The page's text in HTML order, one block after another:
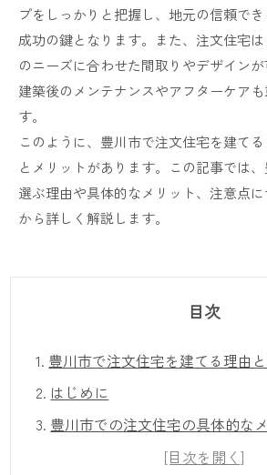
プをしっかりと把握し、地元の信頼で
成功の鍵となります。また、注文住宅
のニーズに合わせた間取りやデザインが
建築後のメンテナンスやアフターケア
す。
このように、豊川市で注文住宅を建て
とメリットがあります。この記事では
選ぶ理由や具体的なメリット、注意点
から詳しく解説します。
目次
1. 豊川市で注文住宅を建てる理由
2. はじめに
3. 豊川市での注文住宅の具体的な
注文住宅のポイントと注意点
[目次を開く]